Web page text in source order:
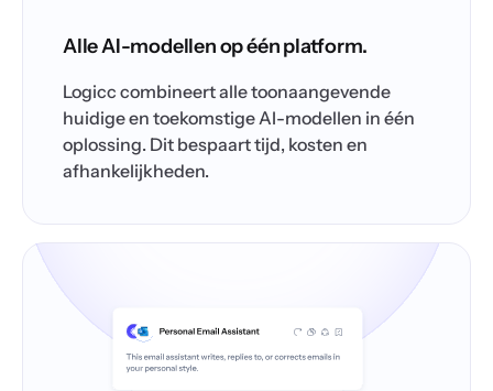
Alle AI-modellen op één platform.
Logicc combineert alle toonaangevende
huidige en toekomstige AI-modellen in één
oplossing. Dit bespaart tijd, kosten en
afhankelijkheden.